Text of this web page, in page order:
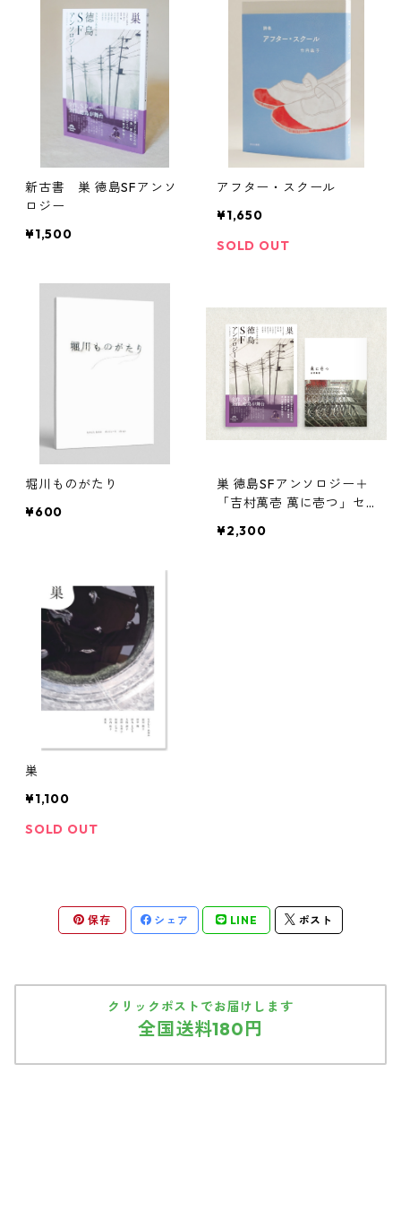
新古書 巣 徳島SFアンソ
ロジー
¥1,500
アフター・スクール
¥1,650
SOLD OUT
堀川ものがたり
¥600
巣 徳島SFアンソロジー＋
「吉村萬壱 萬に壱つ」セ
¥2,300
巣
¥1,100
SOLD OUT
保存 シェア LINE ポスト
クリックポストでお届けします
全国送料180円